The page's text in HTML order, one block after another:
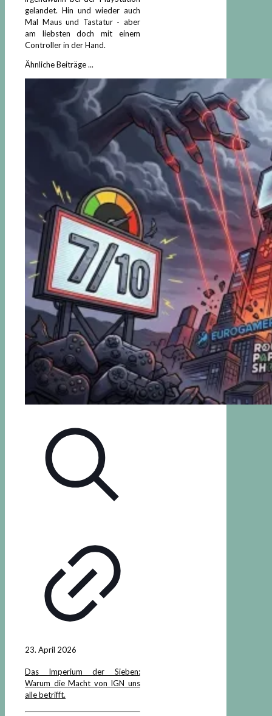
gelandet. Hin und wieder auch
Mal Maus und Tastatur - aber
am liebsten doch mit einem
Controller in der Hand.
Ähnliche Beiträge ...
23. April 2026
Das Imperium der Sieben:
Warum die Macht von IGN uns
alle betrifft.